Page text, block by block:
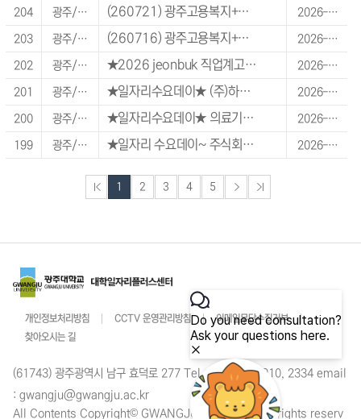
204 광주/전라/제주 지역 (260721) 광주고용복지+센터 일자리수요데이(맑은머리김동욱신경과의원) 2026-07-21 ~ 2026-07-21
203 광주/전라/제주 지역 (260716) 광주고용복지+센터 일자리수요데이(태영21내과의원) 2026-07-16 ~ 2026-07-16
202 광주/전라/제주 지역 ★2026 jeonbuk 직업계고 · 청년 취업연계 만남의 날 행사 2026-07-15 ~ 2026-07-15
201 광주/전라/제주 지역 ★일자리수요데이★ (주)하림정읍공장 면접 행사(생산직) 2026-07-15 ~ 2026-07-15
200 광주/전라/제주 지역 ★일자리수요데이★ 의료기관 만남의날 (사회복지사, 사무원, 간호조무사, 조리원, 요양보호사) 2026-07-15 ~ 2026-07-15
199 광주/전라/제주 지역 ★일자리 수요데이~ 주식회사 다원제이케이 2026-07-08 ~ 2026-07-08
1 2 3 4 5
개인정보처리방침 CCTV 운영관리방침
이메일무단수집거부
찾아오시는 길
(61743) 광주광역시 남구 효덕로 277 Tel : 062 670 2910, 2334 email
: gwangju@gwangju.ac.kr
All Contents Copyright© GWANGJU University. All rights reserv